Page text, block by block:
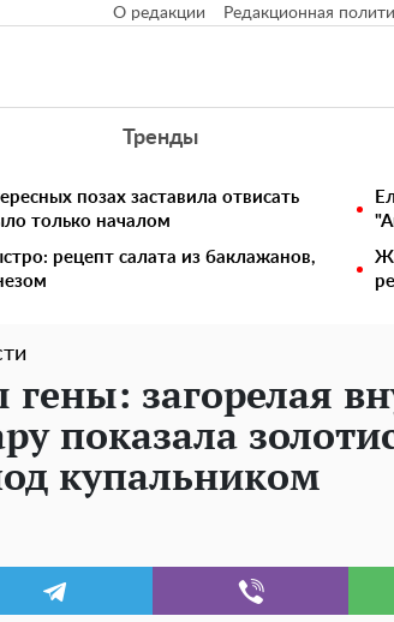
О редакции Редакционная
Тренды
позах заставила отвисать
только началом
рецепт салата из баклажанов,
загорелая
показала
купальником